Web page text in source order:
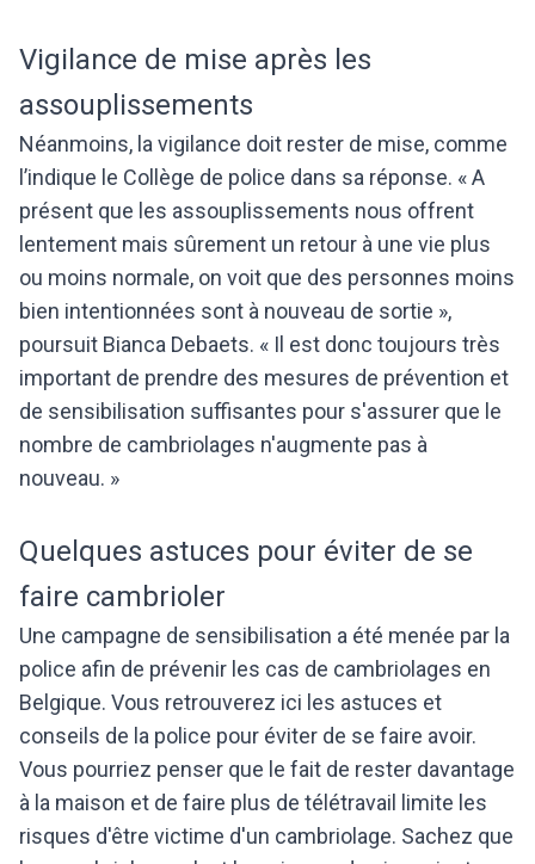
Vigilance de mise après les
assouplissements
Néanmoins, la vigilance doit rester de mise, comme
l’indique le Collège de police dans sa réponse. « A
présent que les assouplissements nous offrent
lentement mais sûrement un retour à une vie plus
ou moins normale, on voit que des personnes moins
bien intentionnées sont à nouveau de sortie »,
poursuit Bianca Debaets. « Il est donc toujours très
important de prendre des mesures de prévention et
de sensibilisation suffisantes pour s'assurer que le
nombre de cambriolages n'augmente pas à
nouveau. »
Quelques astuces pour éviter de se
faire cambrioler
Une campagne de sensibilisation a été menée par la
police afin de prévenir les cas de cambriolages en
Belgique. Vous retrouverez ici les astuces et
conseils de la police pour éviter de se faire avoir.
Vous pourriez penser que le fait de rester davantage
à la maison et de faire plus de télétravail limite les
risques d'être victime d'un cambriolage. Sachez que